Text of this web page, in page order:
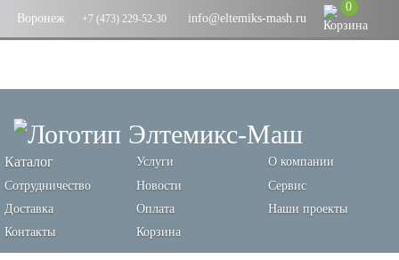
Воронеж +7 (473) 229-52-30 info@eltemiks-mash.ru
0
Каталог Услуги
О компании
Сотрудничество
Новости
Сервис
Доставка
Оплата
Наши проекты
Контакты
Корзина